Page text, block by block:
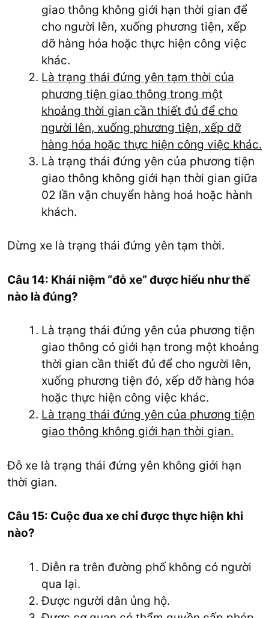
giao thông không giới hạn thời gian để
cho người lên, xuống phương tiện, xếp
dỡ hàng hóa hoặc thực hiện công việc
khác.
Là trạng thái đứng yên tạm thời của
phương tiện giao thông trong một
khoảng thời gian cần thiết đủ để cho
người lên, xuống phương tiện, xếp dỡ
hàng hóa hoặc thực hiện công việc khác.
Là trạng thái đứng yên của phương tiện
giao thông không giới hạn thời gian giữa
02 lần vận chuyển hàng hoá hoặc hành
khách.
Dừng xe là trạng thái đứng yên tạm thời.
Câu 14: Khái niệm “đỗ xe” được hiểu như thế
nào là đúng?
Là trạng thái đứng yên của phương tiện
giao thông có giới hạn trong một khoảng
thời gian cần thiết đủ để cho người lên,
xuống phương tiện đó, xếp dỡ hàng hóa
hoặc thực hiện công việc khác.
Là trạng thái đứng yên của phương tiện
giao thông không giới hạn thời gian.
Đỗ xe là trạng thái đứng yên không giới hạn
thời gian.
Câu 15: Cuộc đua xe chỉ được thực hiện khi
nào?
Diễn ra trên đường phố không có người
qua lại.
Được người dân ủng hộ.